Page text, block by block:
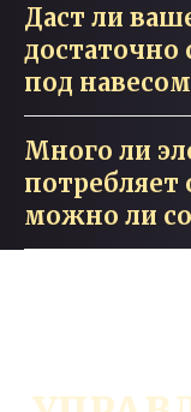
Даст ли
достаточно
под
Много ли
можно ли